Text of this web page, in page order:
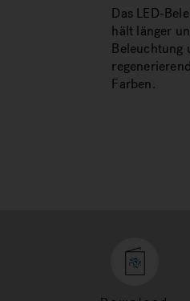
Das LED-
hält länger
Beleuchtung
Farben.